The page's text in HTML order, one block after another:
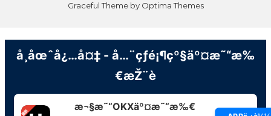
Graceful Theme by Optima Themes